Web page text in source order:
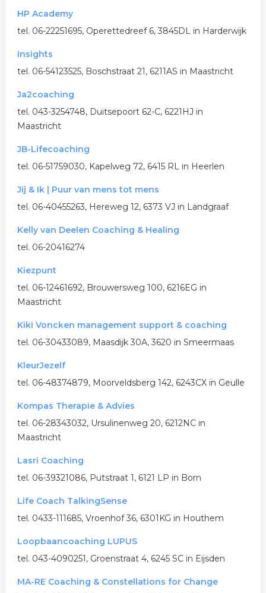
HP Academy
tel. 06-22251695, Operettedreef 6, 3845DL in Harderwijk
Insights
tel. 06-54123525, Boschstraat 21, 6211AS in Maastricht
Ja2coaching
tel. 043-3254748, Duitsepoort 62-C, 6221HJ in
Maastricht
JB-Lifecoaching
tel. 06-51759030, Kapelweg 72, 6415 RL in Heerlen
Jij & Ik | Puur van mens tot mens
tel. 06-40455263, Hereweg 12, 6373 VJ in Landgraaf
Kelly van Deelen Coaching & Healing
tel. 06-20416274
Kiezpunt
tel. 06-12461692, Brouwersweg 100, 6216EG in
Maastricht
Kiki Voncken management support & coaching
tel. 06-30433089, Maasdijk 30A, 3620 in Smeermaas
KleurJezelf
tel. 06-48374879, Moorveldsberg 142, 6243CX in Geulle
Kompas Therapie & Advies
tel. 06-28343032, Ursulinenweg 20, 6212NC in
Maastricht
Lasri Coaching
tel. 06-39321086, Putstraat 1, 6121 LP in Born
Life Coach TalkingSense
tel. 0433-111685, Vroenhof 36, 6301KG in Houthem
Loopbaancoaching LUPUS
tel. 043-4090251, Groenstraat 4, 6245 SC in Eijsden
MA-RE Coaching & Constellations for Change